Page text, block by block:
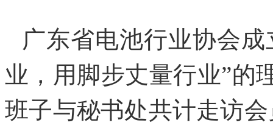
广东省电池行业协会
业，用脚步丈量行业”的
班子与秘书处共计走访